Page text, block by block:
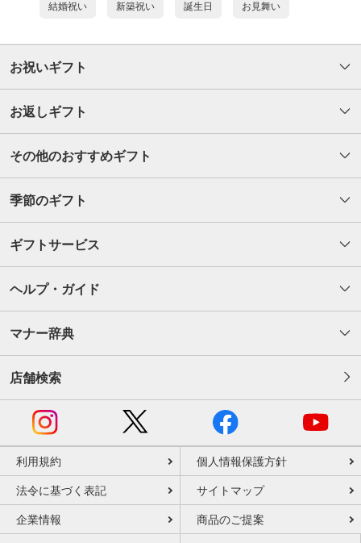
結婚祝い 新築祝い 誕生日 お見舞い
お祝いギフト
お返しギフト
その他のおすすめギフト
季節のギフト
ギフトサービス
ヘルプ・ガイド
マナー辞典
店舗検索
利用規約 個人情報保護方針
法令に基づく表記 サイトマップ
企業情報 商品のご提案